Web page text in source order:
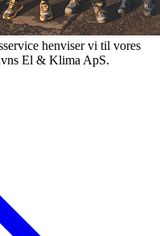
henviser vi til vores
El & Klima ApS.